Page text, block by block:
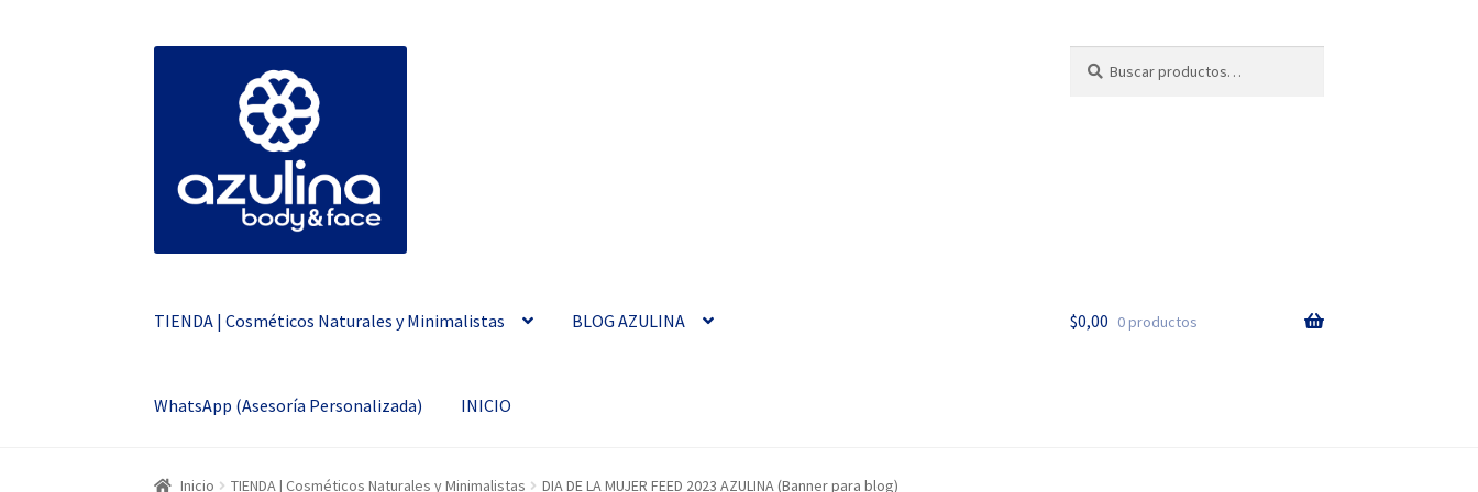
por:
TIENDA | Cosméticos Naturales y Minimalistas BLOG AZULINA
WhatsApp (Asesoría Personalizada) INICIO
$0,00 0 productos
Inicio TIENDA | Cosméticos Naturales y Minimalistas DIA DE LA MUJER FEED 2023 AZULINA (Banner para blog)